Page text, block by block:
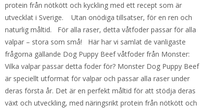
protein från nötkött och kyckling med ett recept som är
utvecklat i Sverige. Utan onödiga tillsatser, för en ren och
naturlig måltid. För alla raser, detta våtfoder passar för alla
valpar – stora som små! Här har vi samlat de vanligaste
frågorna gällande Dog Puppy Beef våtfoder från Monster:
Vilka valpar passar detta foder för? Monster Dog Puppy Beef
är speciellt utformat för valpar och passar alla raser under
deras första år. Det är en perfekt måltid för att stödja deras
växt och utveckling, med näringsrikt protein från nötkött och